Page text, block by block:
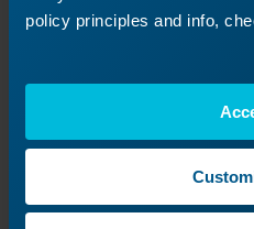
policy principles and info,
an der Metallplatte an